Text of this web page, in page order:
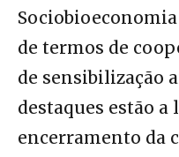
de termos de
de sensibilização
destaques estão a
encerramento da